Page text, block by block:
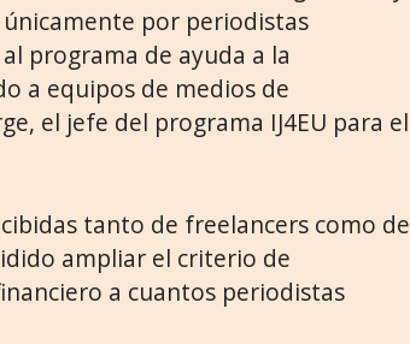
por periodistas
programa de ayuda a la
a equipos de medios de
el jefe del programa IJ4EU para el
tanto de freelancers como de
ampliar el criterio de
a cuantos periodistas